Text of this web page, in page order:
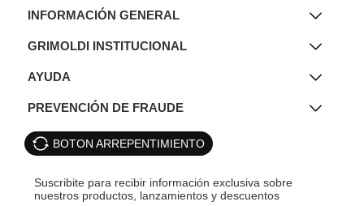
INFORMACIÓN GENERAL
GRIMOLDI INSTITUCIONAL
AYUDA
PREVENCIÓN DE FRAUDE
BOTON ARREPENTIMIENTO